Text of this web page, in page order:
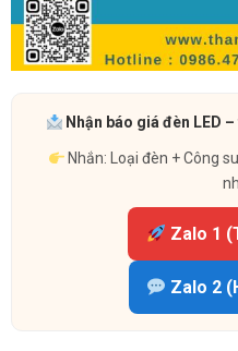
Nhận báo giá đèn LED
Nhắn: Loại đèn + Công
Zalo 1
Zalo 2